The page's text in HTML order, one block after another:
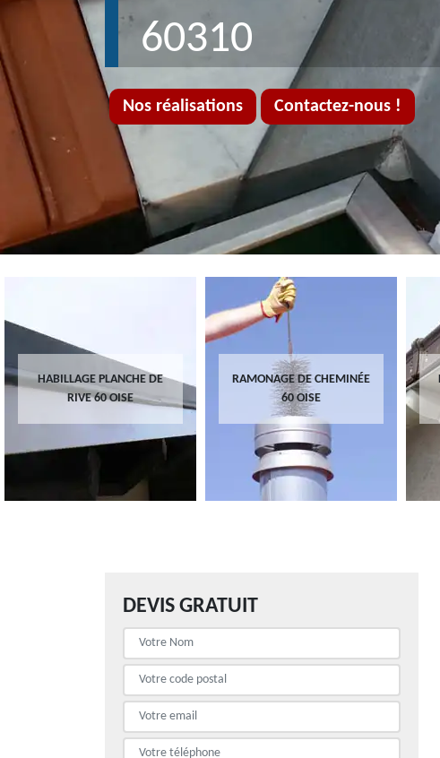
Nos réalisations Contactez-nous !
60310
HABILLAGE PLANCHE DE
RIVE 60 OISE
RAMONAGE DE CHEMINÉE
60 OISE
DEVIS GRATUIT